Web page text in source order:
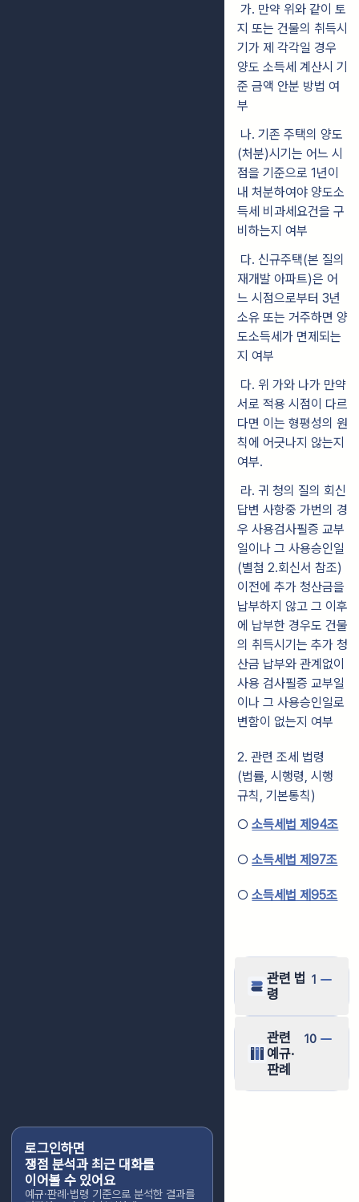
로그인하면
쟁점 분석과 최근 대화를
이어볼 수 있어요
예규·판례·법령 기준으로 분석한 결과를
가. 만약 위와 같이 토
지 또는 건물의 취득시
기가 제 각각일 경우
양도 소득세 계산시 기
준 금액 안분 방법 여
부
나. 기존 주택의 양도
(처분)시기는 어느 시
점을 기준으로 1년이
내 처분하여야 양도소
득세 비과세요건을 구
비하는지 여부
다. 신규주택(본 질의
재개발 아파트)은 어
느 시점으로부터 3년
소유 또는 거주하면 양
도소득세가 면제되는
지 여부
다. 위 가와 나가 만약
서로 적용 시점이 다르
다면 이는 형평성의 원
칙에 어긋나지 않는지
여부.
라. 귀 청의 질의 회신
답변 사항중 가번의 경
우 사용검사필증 교부
일이나 그 사용승인일
(별첨 2.회신서 참조)
이전에 추가 청산금을
납부하지 않고 그 이후
에 납부한 경우도 건물
의 취득시기는 추가 청
산금 납부와 관계없이
사용 검사필증 교부일
이나 그 사용승인일로
변함이 없는지 여부
2. 관련 조세 법령
(법률, 시행령, 시행
규칙, 기본통칙)
○소득세법 제94조
○소득세법 제97조
○소득세법 제95조
관련 법
령
1
관련
예규·
판례
10